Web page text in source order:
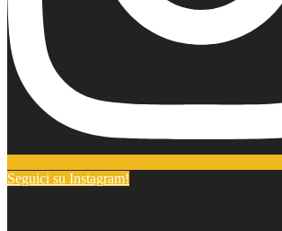
Seguici su Instagram!